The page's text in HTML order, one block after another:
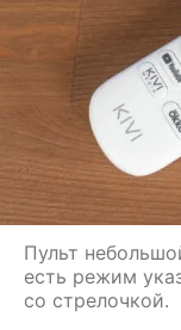
Пульт
есть режим
со стрелочкой.